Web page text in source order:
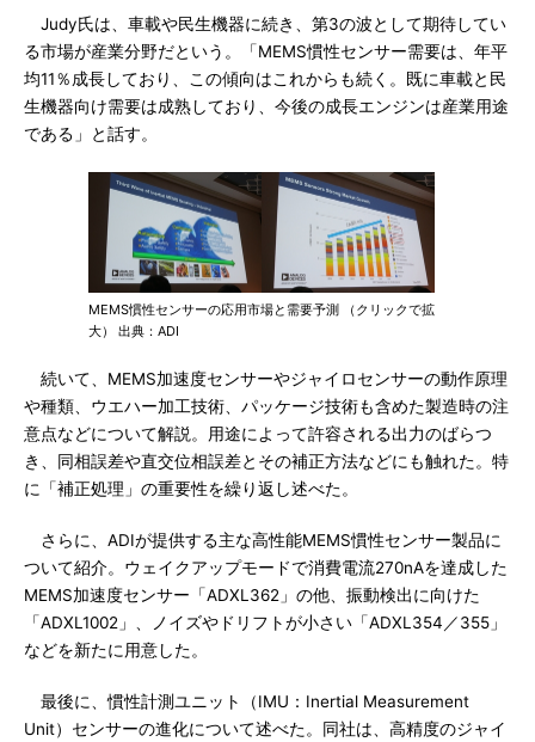
Judy氏は、車載や民生機器に続き、第3の波として期待してい
る市場が産業分野だという。「MEMS慣性センサー需要は、年平
均11％成長しており、この傾向はこれからも続く。既に車載と民
生機器向け需要は成熟しており、今後の成長エンジンは産業用途
である」と話す。
MEMS慣性センサーの応用市場と需要予測 （クリックで拡
大） 出典：ADI
続いて、MEMS加速度センサーやジャイロセンサーの動作原理
や種類、ウエハー加工技術、パッケージ技術も含めた製造時の注
意点などについて解説。用途によって許容される出力のばらつ
き、同相誤差や直交位相誤差とその補正方法などにも触れた。特
に「補正処理」の重要性を繰り返し述べた。
さらに、ADIが提供する主な高性能MEMS慣性センサー製品に
ついて紹介。ウェイクアップモードで消費電流270nAを達成した
MEMS加速度センサー「ADXL362」の他、振動検出に向けた
「ADXL1002」、ノイズやドリフトが小さい「ADXL354／355」
などを新たに用意した。
最後に、慣性計測ユニット（IMU：Inertial Measurement
Unit）センサーの進化について述べた。同社は、高精度のジャイ